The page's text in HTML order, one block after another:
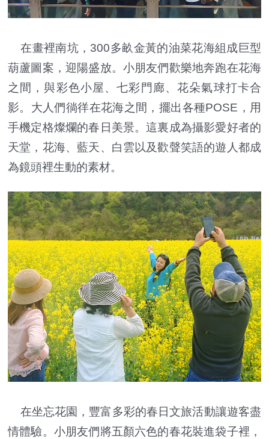
在畫裡南坑，300多畝金黃的油菜花海組成巨型
葫蘆圖案，迎陽盛放。小朋友們歡樂地奔跑在花海
之間，與彩色小屋、七彩門廊、花朵氣球打卡合
影。大人們徜徉在花海之間，擺出各種POSE，用
手機定格燦爛的春日美景。這裏成為攝影愛好者的
天堂，花海、藍天、白雲以及歡聲笑語的遊人都成
為鏡頭裡生動的素材。
在坐忘花園，豐富多彩的春日文旅活動讓遊客盡
情體驗。小朋友們將五顏六色的春花裝進袋子裡，